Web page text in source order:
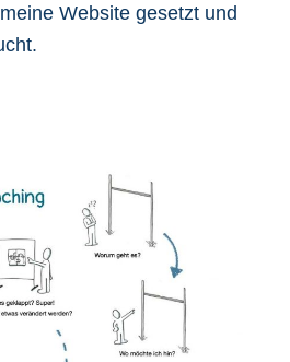
Website gesetzt und